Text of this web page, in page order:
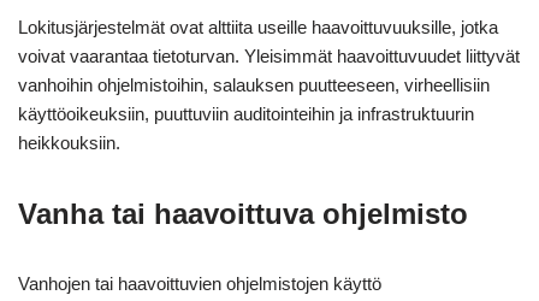
Lokitusjärjestelmät ovat alttiita useille haavoittuvuuksille, jotka
voivat vaarantaa tietoturvan. Yleisimmät haavoittuvuudet liittyvät
vanhoihin ohjelmistoihin, salauksen puutteeseen, virheellisiin
käyttöoikeuksiin, puuttuviin auditointeihin ja infrastruktuurin
heikkouksiin.
Vanha tai haavoittuva ohjelmisto
Vanhojen tai haavoittuvien ohjelmistojen käyttö